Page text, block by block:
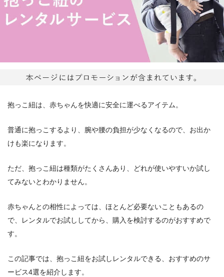
抱っこ紐は、赤ちゃんを快適に安全に運べるアイテム。
普通に抱っこするより、腕や腰の負担が少なくなるので、お出か
けも楽になります。
ただ、抱っこ紐は種類がたくさんあり、どれが使いやすいか試し
てみないとわかりません。
赤ちゃんとの相性によっては、ほとんど必要ないこともあるの
で、レンタルでお試ししてから、購入を検討するのがおすすめで
す。
この記事では、抱っこ紐をお試しレンタルできる、おすすめのサ
ービス4選を紹介します。